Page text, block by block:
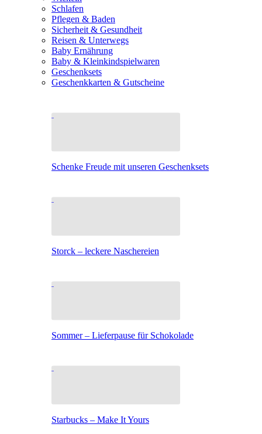
Schlafen
Pflegen & Baden
Sicherheit & Gesundheit
Reisen & Unterwegs
Baby Ernährung
Baby & Kleinkindspielwaren
Geschenksets
Geschenkkarten & Gutscheine
Schenke Freude mit unseren Geschenksets
Storck – leckere Naschereien
Sommer – Lieferpause für Schokolade
Starbucks – Make It Yours